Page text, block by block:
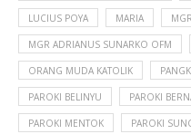
LUCIUS POYA MARIA
MGR ADRIANUS SUNARKO OFM
ORANG MUDA KATOLIK
PAROKI BELINYU PAROKI
PAROKI MENTOK PAROKI